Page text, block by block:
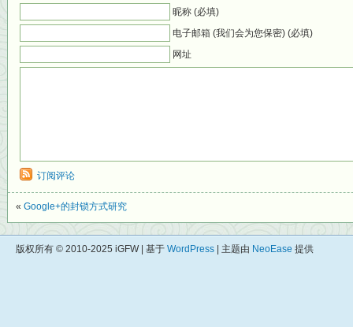
昵称 (必填)
电子邮箱 (我们会为您保密) (必填)
网址
订阅评论
« Google+的封锁方式研究
版权所有 © 2010-2025 iGFW | 基于 WordPress | 主题由 NeoEase 提供